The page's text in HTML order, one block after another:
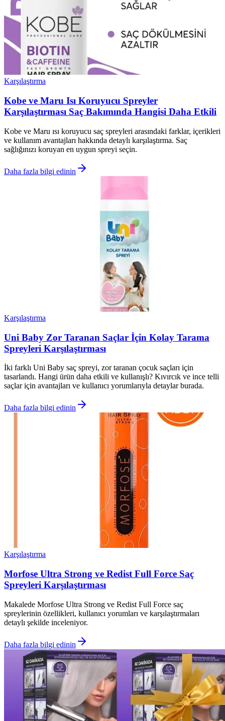
Karşılaştırma
Kobe ve Maru Isı Koruyucu Spreyler
Karşılaştırması Saç Bakımında Hangisi Daha Etkili
Kobe ve Maru ısı koruyucu saç spreyleri arasındaki farklar, içerikleri
ve kullanım avantajları hakkında detaylı karşılaştırma. Saç
sağlığınızı koruyan en uygun spreyi seçin.
Daha fazla bilgi edinin
Karşılaştırma
Uni Baby Zor Taranan Saçlar İçin Kolay Tarama
Spreyleri Karşılaştırması
İki farklı Uni Baby saç spreyi, zor taranan çocuk saçları için
tasarlandı. Hangi ürün daha etkili ve kullanışlı? Kıvırcık ve ince telli
saçlar için avantajları ve kullanıcı yorumlarıyla detaylar burada.
Daha fazla bilgi edinin
Karşılaştırma
Morfose Ultra Strong ve Redist Full Force Saç
Spreyleri Karşılaştırması
Makalede Morfose Ultra Strong ve Redist Full Force saç
spreylerinin özellikleri, kullanıcı yorumları ve karşılaştırmaları
detaylı şekilde inceleniyor.
Daha fazla bilgi edinin